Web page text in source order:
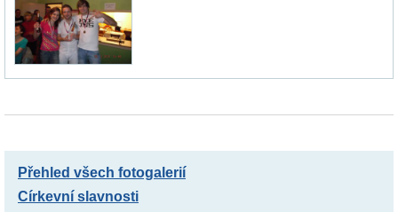
Přehled všech fotogalerií
Církevní slavnosti